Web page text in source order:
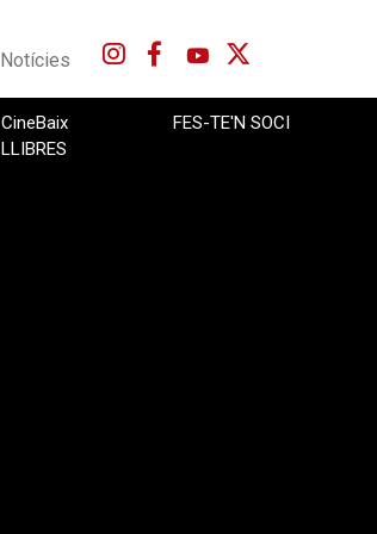
Notícies
CineBaix
LLIBRES
FES-TE'N SOCI